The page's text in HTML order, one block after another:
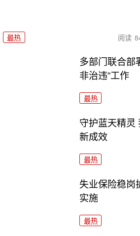
最热 阅读
多部门联合部
非治违”工作
最热
守护蓝天精灵
新成效
最热
失业保险稳岗
实施
最热